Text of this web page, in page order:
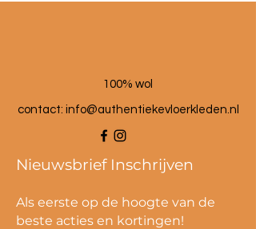
100% wol
contact: info@authentiekevloerkleden.nl
Nieuwsbrief Inschrijven
Als eerste op de hoogte van de
beste acties en kortingen!